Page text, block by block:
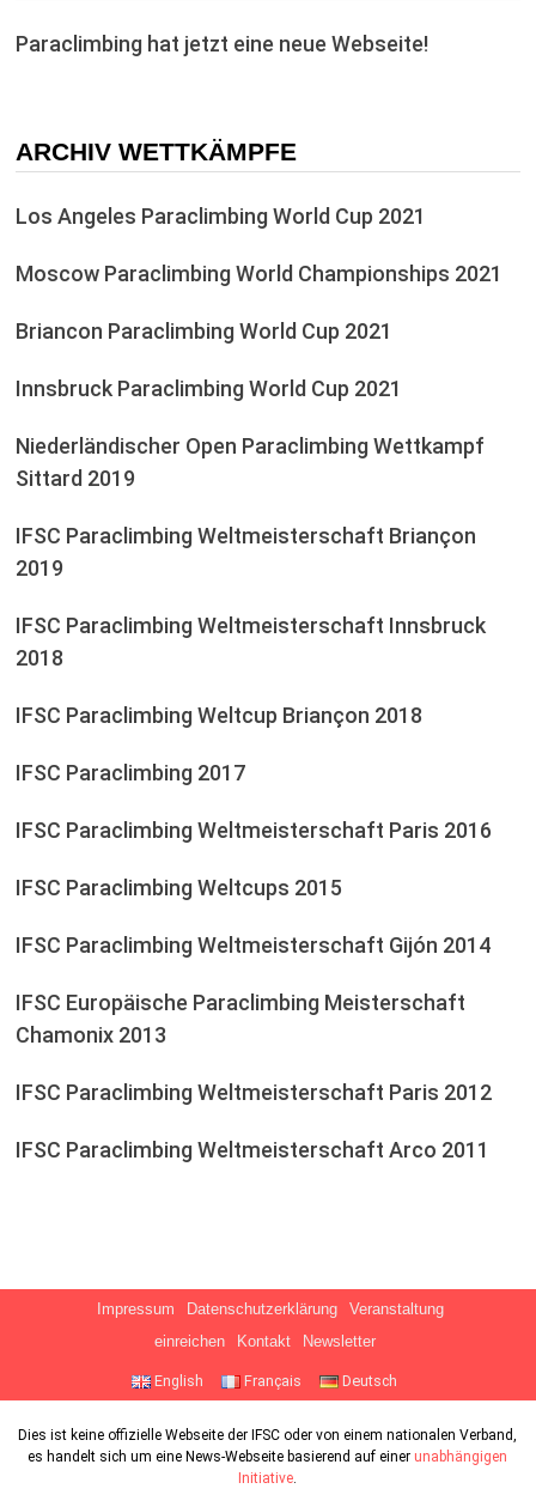
Paraclimbing hat jetzt eine neue Webseite!
ARCHIV WETTKÄMPFE
Los Angeles Paraclimbing World Cup 2021
Moscow Paraclimbing World Championships 2021
Briancon Paraclimbing World Cup 2021
Innsbruck Paraclimbing World Cup 2021
Niederländischer Open Paraclimbing Wettkampf
Sittard 2019
IFSC Paraclimbing Weltmeisterschaft Briançon
2019
IFSC Paraclimbing Weltmeisterschaft Innsbruck
2018
IFSC Paraclimbing Weltcup Briançon 2018
IFSC Paraclimbing 2017
IFSC Paraclimbing Weltmeisterschaft Paris 2016
IFSC Paraclimbing Weltcups 2015
IFSC Paraclimbing Weltmeisterschaft Gijón 2014
IFSC Europäische Paraclimbing Meisterschaft
Chamonix 2013
IFSC Paraclimbing Weltmeisterschaft Paris 2012
IFSC Paraclimbing Weltmeisterschaft Arco 2011
Impressum Datenschutzerklärung
Veranstaltung
einreichen
Kontakt Newsletter
English Français Deutsch
Dies ist keine offizielle Webseite der IFSC oder von einem nationalen Verband,
es handelt sich um eine News-Webseite basierend auf einer unabhängigen
Initiative.